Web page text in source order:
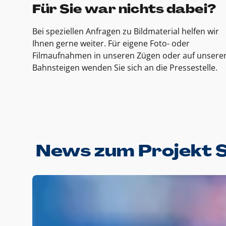
Für Sie war nichts dabei?
Bei speziellen Anfragen zu Bildmaterial helfen wir
Ihnen gerne weiter. Für eigene Foto- oder
Filmaufnahmen in unseren Zügen oder auf
Bahnsteigen wenden Sie sich an die Pressestelle.
News zum Projekt